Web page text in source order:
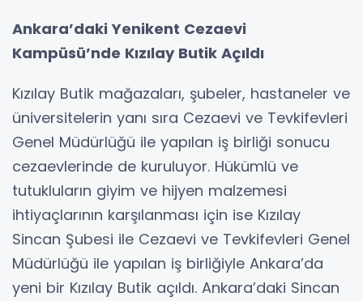
Ankara’daki Yenikent Cezaevi
Kampüsü’nde Kızılay Butik Açıldı
Kızılay Butik mağazaları, şubeler, hastaneler ve
üniversitelerin yanı sıra Cezaevi ve Tevkifevleri
Genel Müdürlüğü ile yapılan iş birliği sonucu
cezaevlerinde de kuruluyor. Hükümlü ve
tutukluların giyim ve hijyen malzemesi
ihtiyaçlarının karşılanması için ise Kızılay
Sincan Şubesi ile Cezaevi ve Tevkifevleri Genel
Müdürlüğü ile yapılan iş birliğiyle Ankara’da
yeni bir Kızılay Butik açıldı. Ankara’daki Sincan